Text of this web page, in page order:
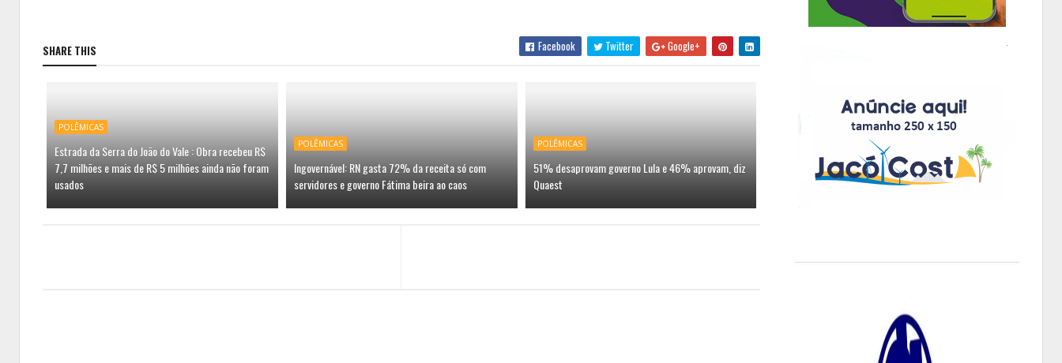
SHARE THIS Facebook Twitter Google+
POLÊMICAS
Estrada da Serra do João do Vale : Obra recebeu R$
7,7 milhões e mais de R$ 5 milhões ainda não foram
usados
POLÊMICAS
Ingovernável: RN gasta 72% da receita só com
servidores e governo Fátima beira ao caos
POLÊMICAS
51% desaprovam governo Lula e 46% aprovam, diz
Quaest